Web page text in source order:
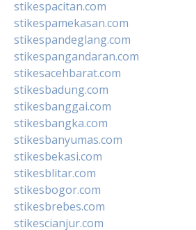
stikespacitan.com
stikespamekasan.com
stikespandeglang.com
stikespangandaran.com
stikesacehbarat.com
stikesbadung.com
stikesbanggai.com
stikesbangka.com
stikesbanyumas.com
stikesbekasi.com
stikesblitar.com
stikesbogor.com
stikesbrebes.com
stikescianjur.com